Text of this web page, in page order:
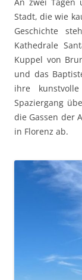
An zwei Tagen
Stadt, die wie
Geschichte
Kathedrale
Kuppel von
und das
ihre
Spaziergang
die Gassen der
in Florenz ab.